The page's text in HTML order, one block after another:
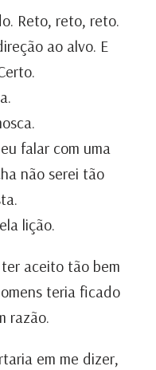
Reto, reto, reto.
ao alvo. E
falar com uma
não serei tão
lição.
ter aceito tão bem
teria ficado
razão.
em me dizer,